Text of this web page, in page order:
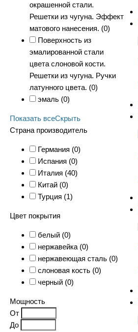
окрашенной стали.
Решетки из чугуна. Эффект
матового нанесения. (0)
Поверхность из
эмалированной стали
цвета слоновой кости.
Решетки из чугуна. Ручки
латунного цвета. (0)
эмаль (0)
Показать всеСкрыть
Страна производитель
Германия (0)
Испания (0)
Италия (40)
Китай (0)
Турция (1)
Цвет покрытия
белый (0)
нержавейка (0)
нержавеющая сталь (0)
слоновая кость (0)
черный (0)
Мощность
От
До